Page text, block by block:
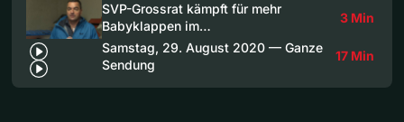
SVP-Grossrat kämpft für mehr
Babyklappen im…
3 Min
Samstag, 29. August 2020 — Ganze
Sendung
17 Min